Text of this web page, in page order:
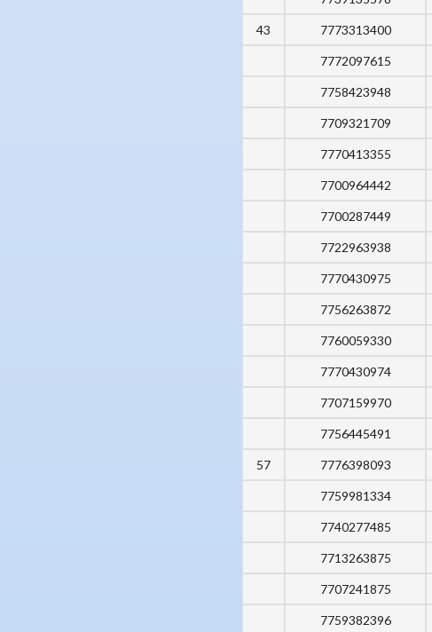
43 7773313400
7772097615
7758423948
7709321709
7770413355
7700964442
7700287449
7722963938
7770430975
7756263872
7760059330
7770430974
7707159970
7756445491
57 7776398093
7759981334
7740277485
7713263875
7707241875
7759382396